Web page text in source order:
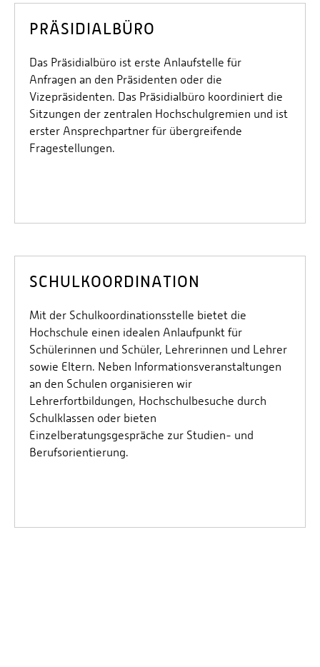
PRÄSIDIALBÜRO
Das Präsidialbüro ist erste Anlaufstelle für
Anfragen an den Präsidenten oder die
Vizepräsidenten. Das Präsidialbüro koordiniert die
Sitzungen der zentralen Hochschulgremien und ist
erster Ansprechpartner für übergreifende
Fragestellungen.
SCHULKOORDINATION
Mit der Schulkoordinationsstelle bietet die
Hochschule einen idealen Anlaufpunkt für
Schülerinnen und Schüler, Lehrerinnen und Lehrer
sowie Eltern. Neben Informationsveranstaltungen
an den Schulen organisieren wir
Lehrerfortbildungen, Hochschulbesuche durch
Schulklassen oder bieten
Einzelberatungsgespräche zur Studien- und
Berufsorientierung.